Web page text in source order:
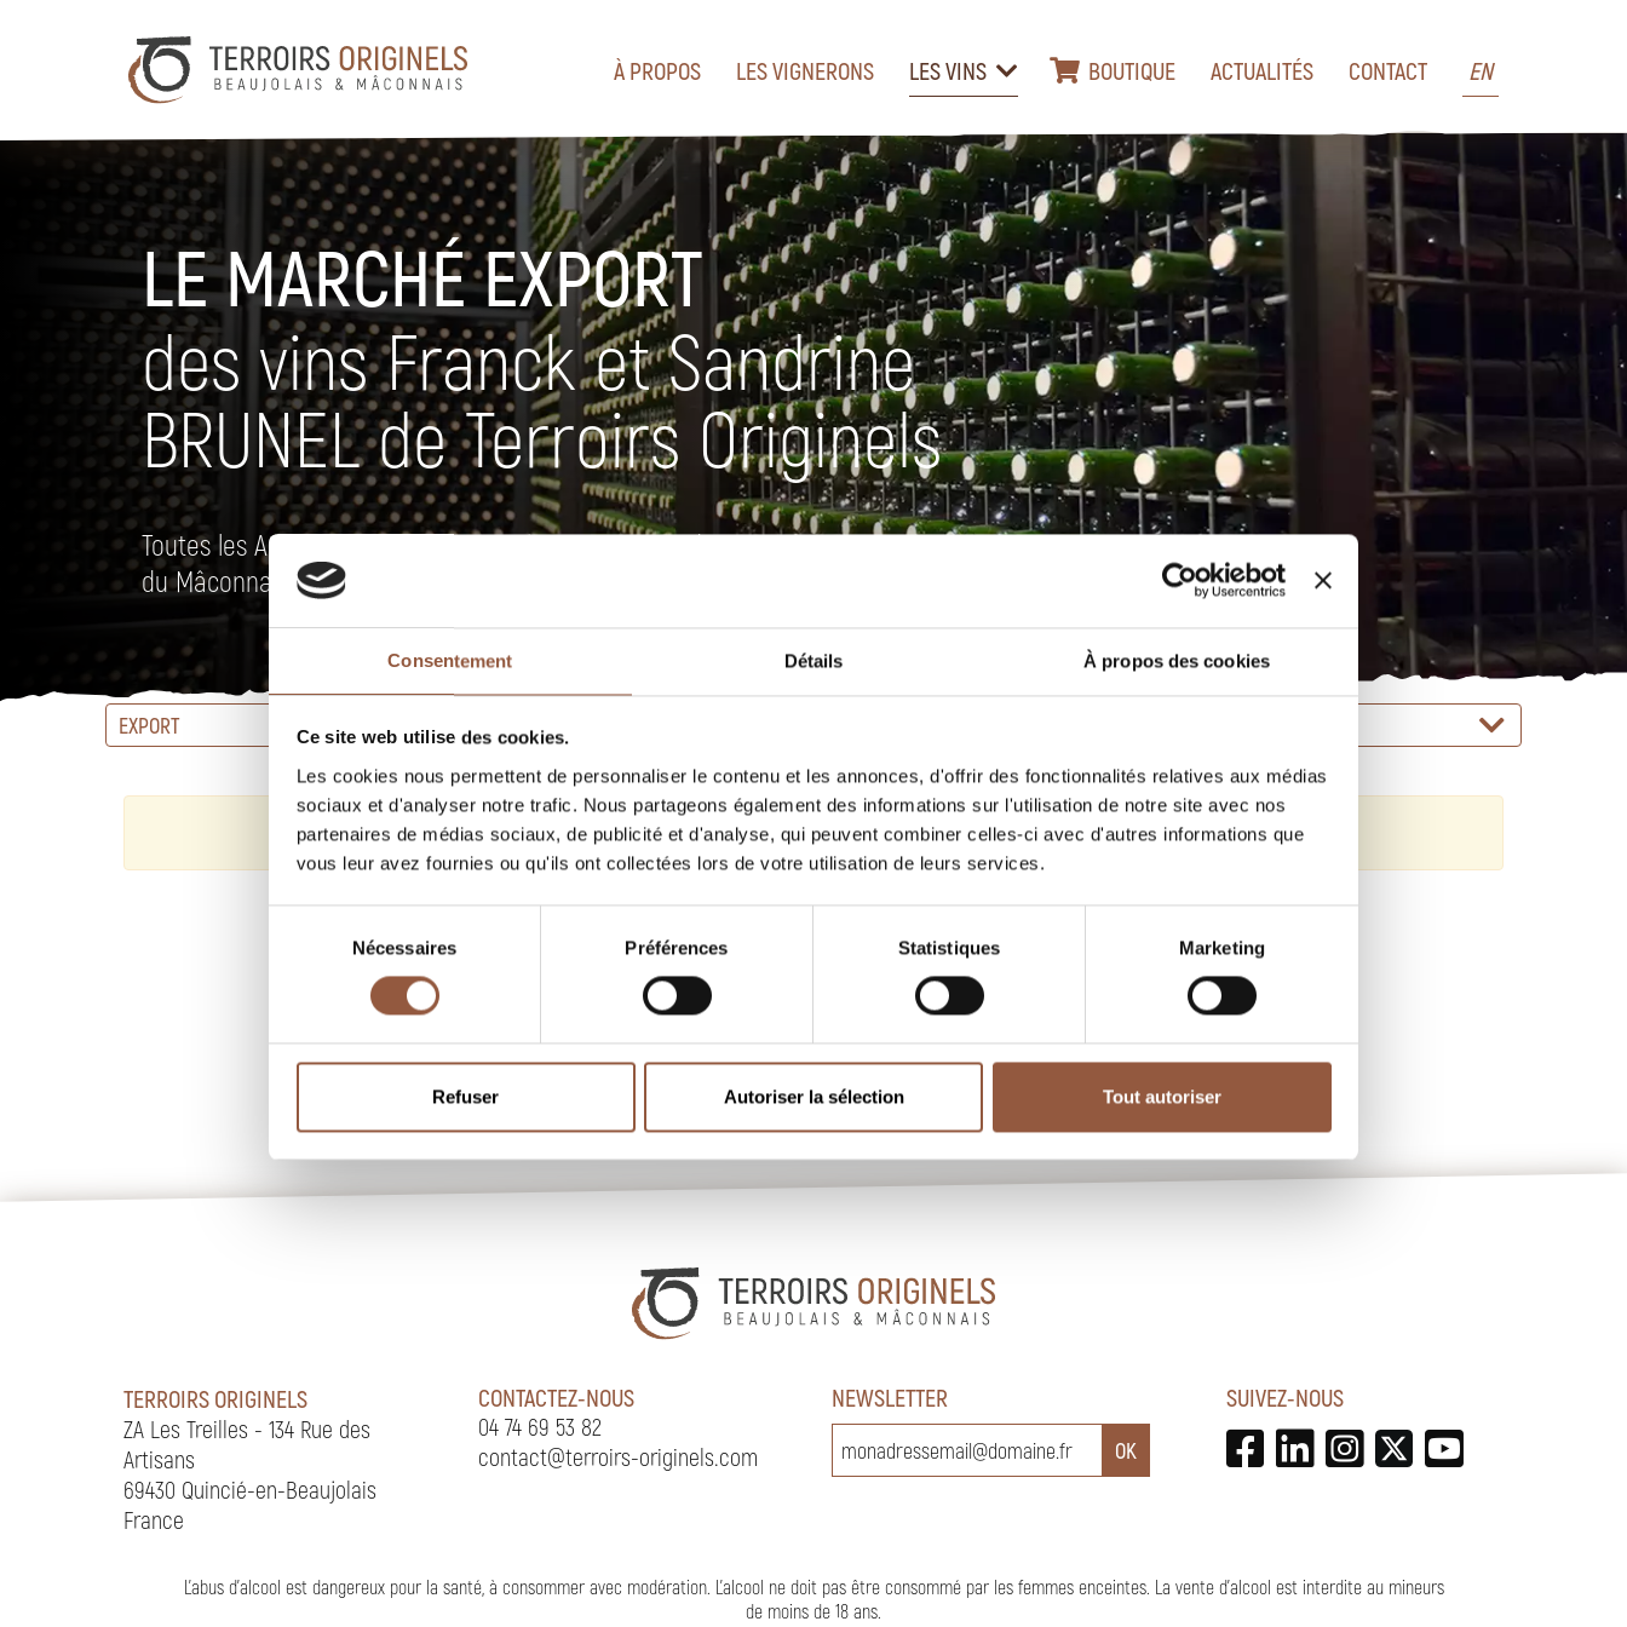
Consentement Détails À propos des cookies
Ce site web utilise des cookies.
Les cookies nous permettent de personnaliser le contenu et les annonces, d'offrir des fonctionnalités relatives aux médias
sociaux et d'analyser notre trafic. Nous partageons également des informations sur l'utilisation de notre site avec nos
partenaires de médias sociaux, de publicité et d'analyse, qui peuvent combiner celles-ci avec d'autres informations que
vous leur avez fournies ou qu'ils ont collectées lors de votre utilisation de leurs services.
consentement
Nécessaires Préférences Statistiques Marketing
Refuser Autoriser la sélection Tout autoriser
À PROPOS LES VIGNERONS LES VINS BOUTIQUE ACTUALITÉS CONTACT EN
LE MARCHÉ EXPORT
des vins Franck et Sandrine
BRUNEL de Terroirs Originels
Toutes les AOC du Beaujolais et un choix important de vins
du Mâconnais et Côteaux du Lyonnais.
EXPORT APPELLATION
Aucun vin à afficher, revenez plus tard.
TERROIRS ORIGINELS
ZA Les Treilles - 134 Rue des
Artisans
69430 Quincié-en-Beaujolais
France
CONTACTEZ-NOUS
04 74 69 53 82
contact@terroirs-originels.com
NEWSLETTER SUIVEZ-NOUS
L'abus d'alcool est dangereux pour la santé, à consommer avec modération. L’alcool ne doit pas être consommé par les femmes enceintes. La vente d'alcool est interdite au mineurs
de moins de 18 ans.